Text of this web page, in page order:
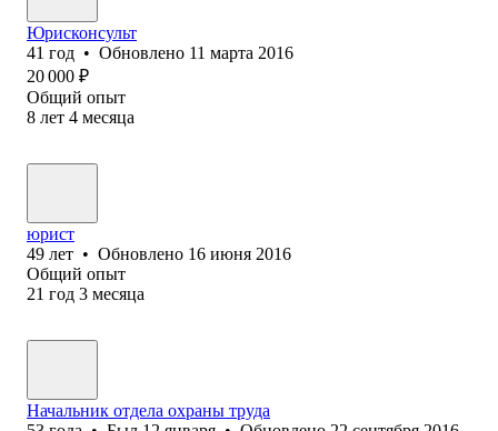
Юрисконсульт
41 год • Обновлено 11 марта 2016
20 000 ₽
Общий опыт
8 лет 4 месяца
юрист
49 лет • Обновлено 16 июня 2016
Общий опыт
21 год 3 месяца
Начальник отдела охраны труда